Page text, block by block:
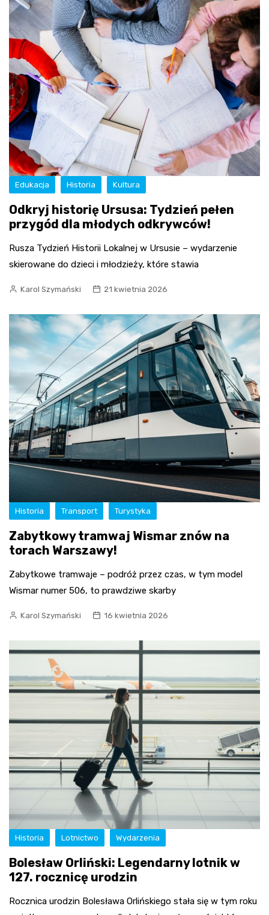
Edukacja Historia Kultura
Odkryj historię Ursusa: Tydzień pełen
przygód dla młodych odkrywców!
Rusza Tydzień Historii Lokalnej w Ursusie – wydarzenie
skierowane do dzieci i młodzieży, które stawia
Karol Szymański 21 kwietnia 2026
Historia Transport Turystyka
Zabytkowy tramwaj Wismar znów na
torach Warszawy!
Zabytkowe tramwaje – podróż przez czas, w tym model
Wismar numer 506, to prawdziwe skarby
Karol Szymański 16 kwietnia 2026
Historia Lotnictwo Wydarzenia
Bolesław Orliński: Legendarny lotnik w
127. rocznicę urodzin
Rocznica urodzin Bolesława Orlińskiego stała się w tym roku